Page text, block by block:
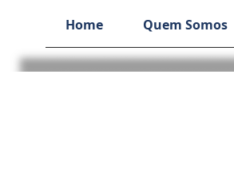
Home Quem Somos